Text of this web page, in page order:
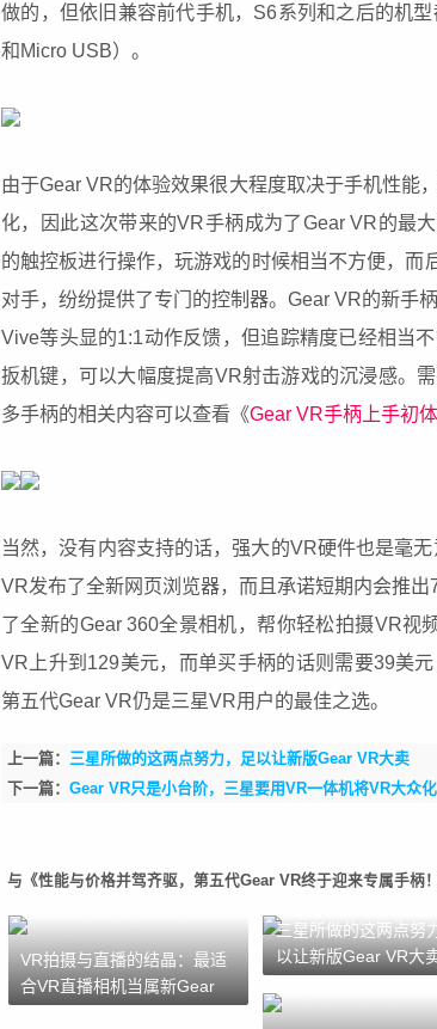
做的，但依旧兼容前代手机，S6系列和之后的机
和Micro USB）。
由于Gear VR的体验效果很大程度取决于手机性能
化，因此这次带来的VR手柄成为了Gear VR的最
的触控板进行操作，玩游戏的时候相当不方便，
对手，纷纷提供了专门的控制器。Gear VR的新手
Vive等头显的1:1动作反馈，但追踪精度已经相当
扳机键，可以大幅度提高VR射击游戏的沉浸感。
多手柄的相关内容可以查看《Gear VR手柄上手初
当然，没有内容支持的话，强大的VR硬件也是毫
VR发布了全新网页浏览器，而且承诺短期内会推
了全新的Gear 360全景相机，帮你轻松拍摄VR视
VR上升到129美元，而单买手柄的话则需要39美
第五代Gear VR仍是三星VR用户的最佳之选。
上一篇： 三星所做的这两点努力，足以让新版Gear VR大卖
下一篇： Gear VR只是小台阶，三星要用VR一体机将VR大众化
与《性能与价格并驾齐驱，第五代Gear VR终于迎来专属手柄
VR拍摄与直播的结晶：最适
合VR直播相机当属新Gear
三星所做的这两点努
以让新版Gear VR大